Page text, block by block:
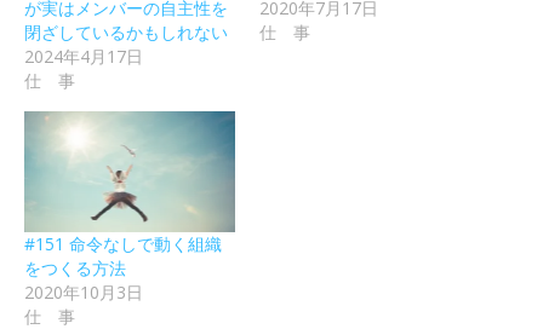
が実はメンバーの自主性を
閉ざしているかもしれない
2024年4月17日
仕 事
2020年7月17日
仕 事
#151 命令なしで動く組織
をつくる方法
2020年10月3日
仕 事